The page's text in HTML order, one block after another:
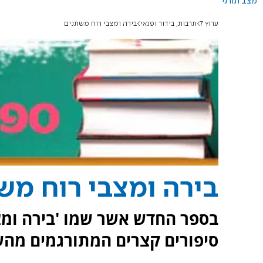
ערוץ 7 תרבות, בידור ופנאי בירה ומצבי רוח משתנים
בירה ומצבי רוח
בספר החדש אשר שמו 'בירה
סיפורים קצרים המתורגמים